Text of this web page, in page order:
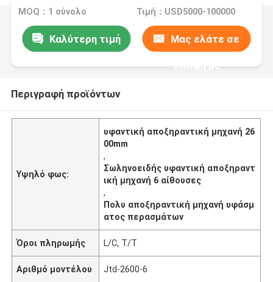
περασμάτων αιθουσών πολυ
MOQ：1 σύνολο Τιμή：USD5000-100000
Καλύτερη τιμή Μας ελάτε σε
επαφή με
Περιγραφή προϊόντων
Υψηλό φως:
υφαντική αποξηραντική μηχανή 26
00mm
,
Σωληνοειδής υφαντική αποξηραντ
ική μηχανή 6 αίθουσες
,
Πολυ αποξηραντική μηχανή υφάσμ
ατος περασμάτων
Όροι πληρωμής L/C, T/T
Αριθμό μοντέλου Jtd-2600-6